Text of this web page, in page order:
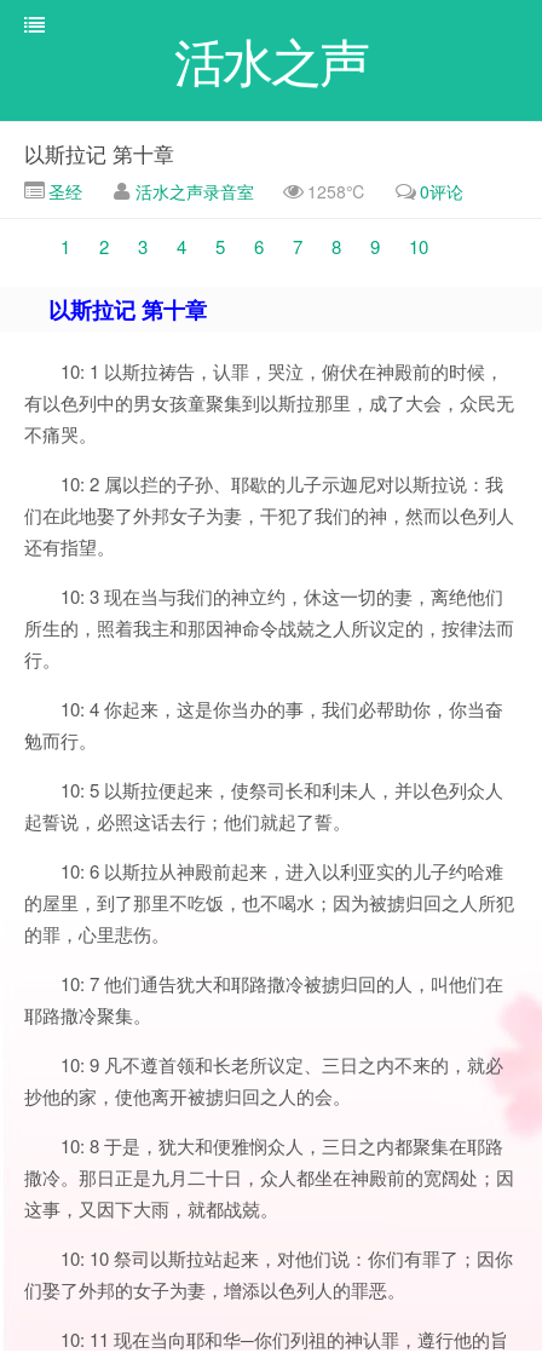
活水之声
以斯拉记 第十章
圣经 活水之声录音室 1258℃ 0评论
1 2 3 4 5 6 7 8 9 10
以斯拉记 第十章
10: 1 以斯拉祷告，认罪，哭泣，俯伏在神殿前的时候，
有以色列中的男女孩童聚集到以斯拉那里，成了大会，众民无
不痛哭。
10: 2 属以拦的子孙、耶歇的儿子示迦尼对以斯拉说：我
们在此地娶了外邦女子为妻，干犯了我们的神，然而以色列人
还有指望。
10: 3 现在当与我们的神立约，休这一切的妻，离绝他们
所生的，照着我主和那因神命令战兢之人所议定的，按律法而
行。
10: 4 你起来，这是你当办的事，我们必帮助你，你当奋
勉而行。
10: 5 以斯拉便起来，使祭司长和利未人，并以色列众人
起誓说，必照这话去行；他们就起了誓。
10: 6 以斯拉从神殿前起来，进入以利亚实的儿子约哈难
的屋里，到了那里不吃饭，也不喝水；因为被掳归回之人所犯
的罪，心里悲伤。
10: 7 他们通告犹大和耶路撒冷被掳归回的人，叫他们在
耶路撒冷聚集。
10: 9 凡不遵首领和长老所议定、三日之内不来的，就必
抄他的家，使他离开被掳归回之人的会。
10: 8 于是，犹大和便雅悯众人，三日之内都聚集在耶路
撒冷。那日正是九月二十日，众人都坐在神殿前的宽阔处；因
这事，又因下大雨，就都战兢。
10: 10 祭司以斯拉站起来，对他们说：你们有罪了；因你
们娶了外邦的女子为妻，增添以色列人的罪恶。
10: 11 现在当向耶和华─你们列祖的神认罪，遵行他的旨